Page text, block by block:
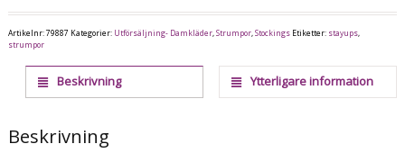
Artikelnr:79887 Kategorier: Utförsäljning- Damkläder,Strumpor,Stockings Etiketter: stayups,
strumpor
Beskrivning Ytterligare information
Beskrivning